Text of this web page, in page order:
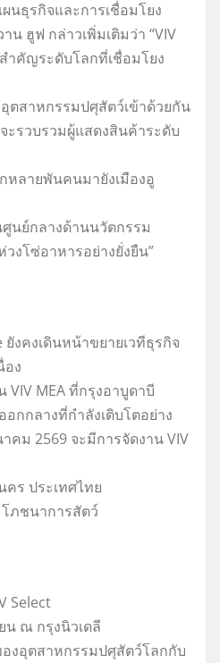
นธุรกิจและการเชื่อมโยง
ฮูฟ กล่าวเพิ่มเติมว่า “VIV
ำคัญระดับโลกที่เชื่อมโยง
ตสาหกรรมปศุสัตว์เข้าด้วยกัน
ะรวบรวมผู้แสดงสินค้าระดับ
หลายพันคนมายังเมืองอู
นย์กลางด้านนวัตกรรม
งโซ่อาหารอย่างยั่งยืน”
ยังคงเดินหน้าขยายเวทีธุรกิจ
อง
MEA ที่กรุงอาบูดาบี
กกลางที่กำลังเติบโตอย่าง
คม 2569 จะมีการจัดงาน VIV
คร ประเทศไทย
ภชนาการสัตว์
Select
น ณ กรุงนิวเดลี
งอุตสาหกรรมปศุสัตว์โลกกับ